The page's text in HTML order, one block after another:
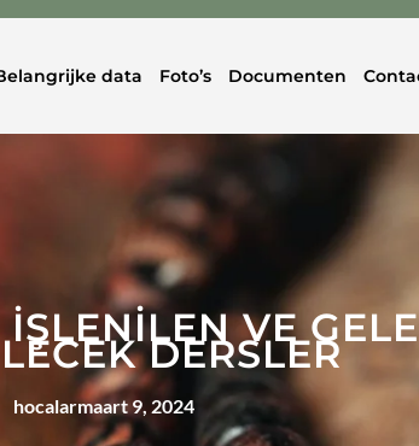
data Foto’s Documenten
VE
DERSLER
hocalarmaart 9, 2024